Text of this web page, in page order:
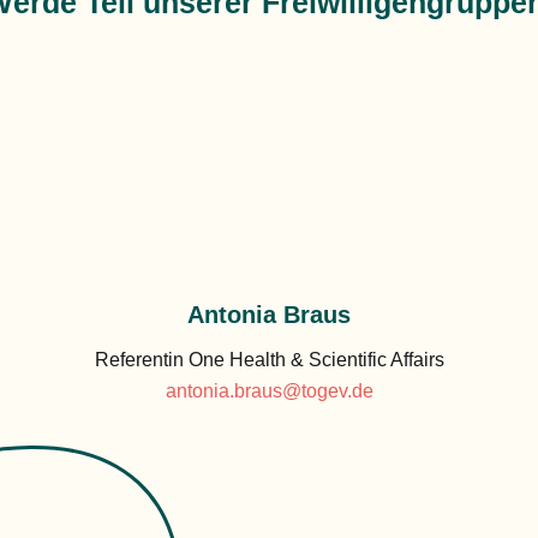
Antonia Braus
Referentin One Health & Scientific Affairs
antonia.braus@togev.de